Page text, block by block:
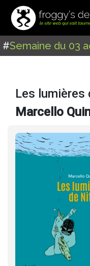
#Semaine du 03
Les lumières
Marcello